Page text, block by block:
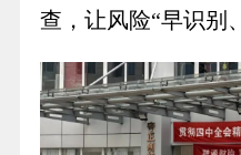
查，让风险“早识别